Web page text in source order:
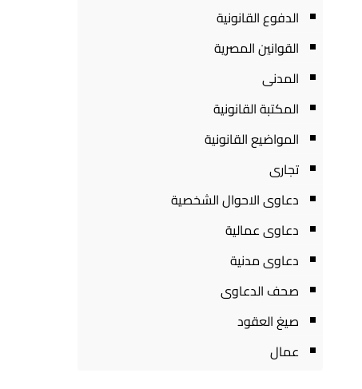
الدفوع القانونية
القوانين المصرية
المدنى
المكتبة القانونية
المواضيع القانونية
تجارى
دعاوى الاحوال الشخصية
دعاوى عمالية
دعاوى مدنية
صحف الدعاوى
صيغ العقود
عمال